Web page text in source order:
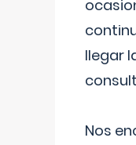
llegar
Nos